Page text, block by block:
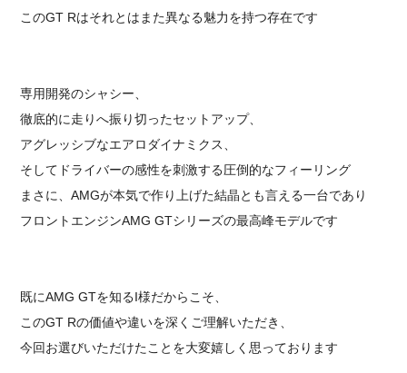
このGT Rはそれとはまた異なる魅力を持つ存在です
専用開発のシャシー、
徹底的に走りへ振り切ったセットアップ、
アグレッシブなエアロダイナミクス、
そしてドライバーの感性を刺激する圧倒的なフィーリング
まさに、AMGが本気で作り上げた結晶とも言える一台であり
フロントエンジンAMG GTシリーズの最高峰モデルです
既にAMG GTを知るI様だからこそ、
このGT Rの価値や違いを深くご理解いただき、
今回お選びいただけたことを大変嬉しく思っております